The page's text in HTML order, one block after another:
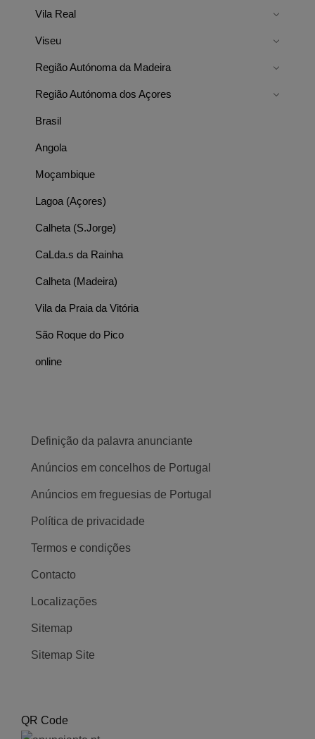
Vila Real
Viseu
Região Autónoma da Madeira
Região Autónoma dos Açores
Brasil
Angola
Moçambique
Lagoa (Açores)
Calheta (S.Jorge)
CaLda.s da Rainha
Calheta (Madeira)
Vila da Praia da Vitória
São Roque do Pico
online
Definição da palavra anunciante
Anúncios em concelhos de Portugal
Anúncios em freguesias de Portugal
Política de privacidade
Termos e condições
Contacto
Localizações
Sitemap
Sitemap Site
QR Code